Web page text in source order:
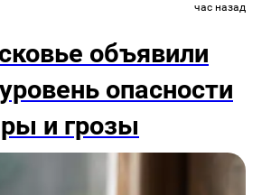
час назад
объявили
опасности
и грозы